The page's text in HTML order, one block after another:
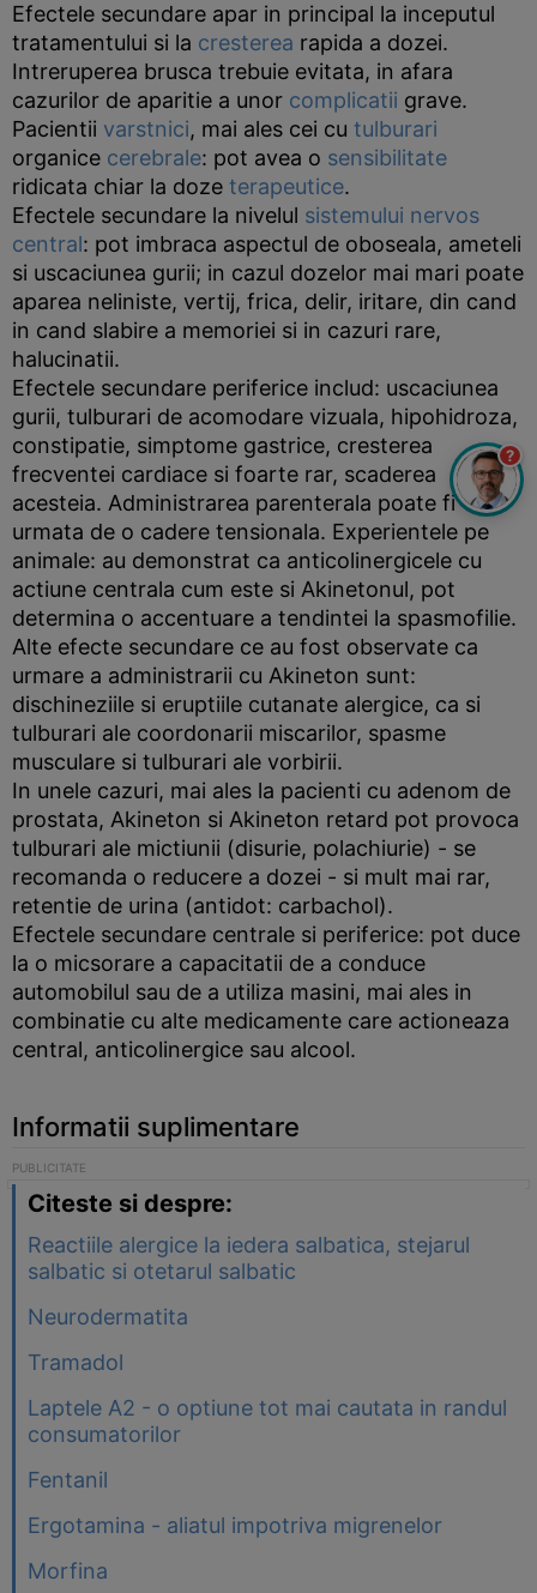
Efectele secundare apar in principal la inceputul
tratamentului si la cresterea rapida a dozei.
Intreruperea brusca trebuie evitata, in afara
cazurilor de aparitie a unor complicatii grave.
Pacientii varstnici, mai ales cei cu tulburari
organice cerebrale: pot avea o sensibilitate
ridicata chiar la doze terapeutice.
Efectele secundare la nivelul sistemului nervos
central: pot imbraca aspectul de oboseala, ameteli
si uscaciunea gurii; in cazul dozelor mai mari poate
aparea neliniste, vertij, frica, delir, iritare, din cand
in cand slabire a memoriei si in cazuri rare,
halucinatii.
Efectele secundare periferice includ: uscaciunea
gurii, tulburari de acomodare vizuala, hipohidroza,
constipatie, simptome gastrice, cresterea
frecventei cardiace si foarte rar, scaderea
acesteia. Administrarea parenterala poate fi
urmata de o cadere tensionala. Experientele pe
animale: au demonstrat ca anticolinergicele cu
actiune centrala cum este si Akinetonul, pot
determina o accentuare a tendintei la spasmofilie.
Alte efecte secundare ce au fost observate ca
urmare a administrarii cu Akineton sunt:
dischineziile si eruptiile cutanate alergice, ca si
tulburari ale coordonarii miscarilor, spasme
musculare si tulburari ale vorbirii.
In unele cazuri, mai ales la pacienti cu adenom de
prostata, Akineton si Akineton retard pot provoca
tulburari ale mictiunii (disurie, polachiurie) - se
recomanda o reducere a dozei - si mult mai rar,
retentie de urina (antidot: carbachol).
Efectele secundare centrale si periferice: pot duce
la o micsorare a capacitatii de a conduce
automobilul sau de a utiliza masini, mai ales in
combinatie cu alte medicamente care actioneaza
central, anticolinergice sau alcool.
Informatii suplimentare
Citeste si despre:
Reactiile alergice la iedera salbatica, stejarul
salbatic si otetarul salbatic
Neurodermatita
Tramadol
Laptele A2 - o optiune tot mai cautata in randul
consumatorilor
Fentanil
Ergotamina - aliatul impotriva migrenelor
Morfina
?